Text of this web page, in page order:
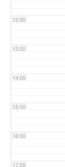
12:00
13:00
14:00
15:00
16:00
17:00